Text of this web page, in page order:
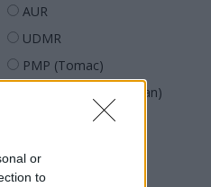
or
to
AUR
UDMR
PMP (Tomac)
Forța Dreptei (L. Orban)
SENS